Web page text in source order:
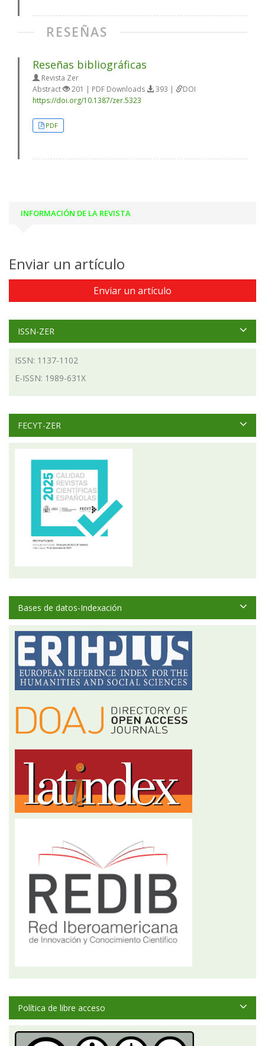
RESEÑAS
Reseñas bibliográficas
Revista Zer
Abstract
201 | PDF Downloads 393 |
DOI
https://doi.org/10.1387/zer.5323
PDF
INFORMACIÓN DE LA REVISTA
Enviar un artículo
Enviar un artículo
ISSN-ZER
ISSN: 1137-1102
E-ISSN: 1989-631X
FECYT-ZER
Bases de datos-Indexación
Política de libre acceso